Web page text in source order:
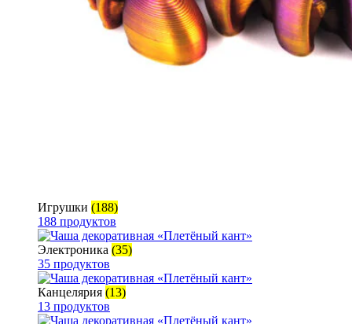
Игрушки (188)
188 продуктов
Электроника (35)
35 продуктов
Канцелярия (13)
13 продуктов